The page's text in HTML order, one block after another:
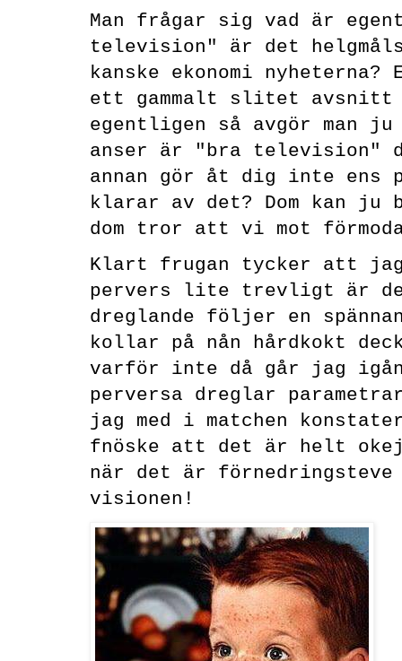
Man frågar sig vad är
television" är det
kanske ekonomi
ett gammalt slitet avsnitt
egentligen så avgör man
anser är "bra television"
annan gör åt dig inte ens
klarar av det? Dom kan ju
dom tror att vi mot
Klart frugan tycker att
pervers lite trevligt är
dreglande följer en
kollar på nån hårdkokt
varför inte då går jag
perversa dreglar
jag med i matchen
fnöske att det är helt
när det är förnedringsteve
visionen!